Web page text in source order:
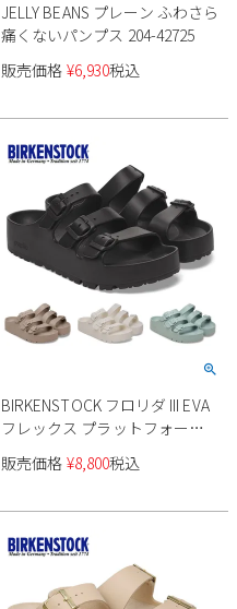
JELLY BEANS プレーン ふわさら
痛くないパンプス 204-42725
販売価格 ¥6,930税込
BIRKENSTOCK フロリダ III EVA
フレックス プラットフォーム
レディース
販売価格 ¥8,800税込